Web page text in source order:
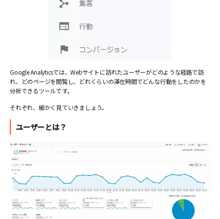
Google Analyticsでは、Webサイトに訪れたユーザーがどのような経路で訪
れ、どのページを閲覧し、どれくらいの滞在時間でどんな行動をしたのかを
分析できるツールです。
それぞれ、細かく見ていきましょう。
ユーザーとは？